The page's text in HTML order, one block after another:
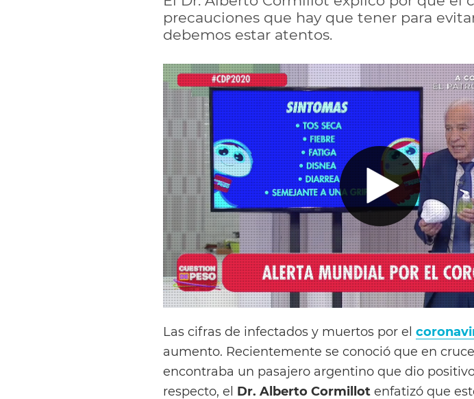
precauciones que hay que tener para
debemos estar atentos.
Las cifras de infectados y muertos por el
aumento. Recientemente se conoció que en
encontraba un pasajero argentino que dio
respecto, el Dr. Alberto Cormillot enfatizó que